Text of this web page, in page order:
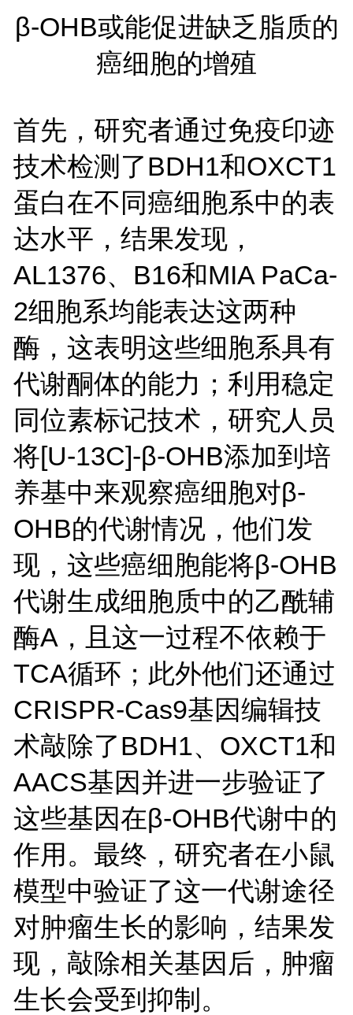
β-OHB或能促进缺乏脂质的
癌细胞的增殖
首先，研究者通过免疫印迹
技术检测了BDH1和OXCT1
蛋白在不同癌细胞系中的表
达水平，结果发现，
AL1376、B16和MIA PaCa-
2细胞系均能表达这两种
酶，这表明这些细胞系具有
代谢酮体的能力；利用稳定
同位素标记技术，研究人员
将[U-13C]-β-OHB添加到培
养基中来观察癌细胞对β-
OHB的代谢情况，他们发
现，这些癌细胞能将β-OHB
代谢生成细胞质中的乙酰辅
酶A，且这一过程不依赖于
TCA循环；此外他们还通过
CRISPR-Cas9基因编辑技
术敲除了BDH1、OXCT1和
AACS基因并进一步验证了
这些基因在β-OHB代谢中的
作用。最终，研究者在小鼠
模型中验证了这一代谢途径
对肿瘤生长的影响，结果发
现，敲除相关基因后，肿瘤
生长会受到抑制。